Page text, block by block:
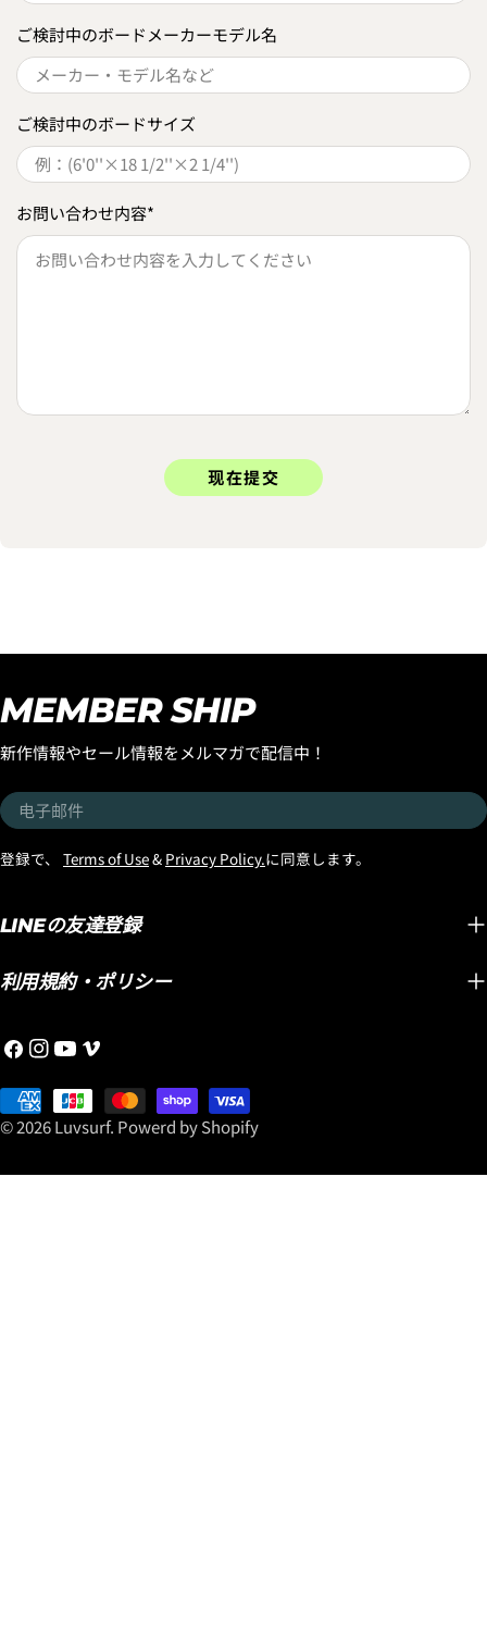
ご検討中のボードメーカーモデル名
ご検討中のボードサイズ
お問い合わせ内容*
现在提交
MEMBER SHIP
新作情報やセール情報をメルマガで配信中！
电
子
邮
登録で、 Terms of Use& Privacy Policy.に同意します。
LINEの友達登録
利用規約・ポリシー
Facebook
Instagram
YouTube
维
奥
© 2026Luvsurf. Powerd by Shopify
付
式